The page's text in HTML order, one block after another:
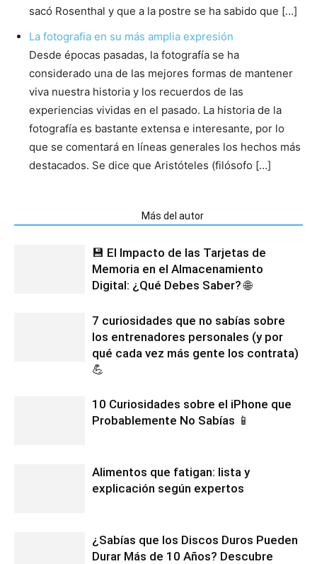
sacó Rosenthal y que a la postre se ha sabido que […]
La fotografia en su más amplia expresión
Desde épocas pasadas, la fotografía se ha
considerado una de las mejores formas de mantener
viva nuestra historia y los recuerdos de las
experiencias vividas en el pasado. La historia de la
fotografía es bastante extensa e interesante, por lo
que se comentará en líneas generales los hechos más
destacados. Se dice que Aristóteles (filósofo […]
Más del autor
💾 El Impacto de las Tarjetas de
Memoria en el Almacenamiento
Digital: ¿Qué Debes Saber? 🌐
7 curiosidades que no sabías sobre
los entrenadores personales (y por
qué cada vez más gente los contrata)
💪
10 Curiosidades sobre el iPhone que
Probablemente No Sabías 📱
Alimentos que fatigan: lista y
explicación según expertos
¿Sabías que los Discos Duros Pueden
Durar Más de 10 Años? Descubre